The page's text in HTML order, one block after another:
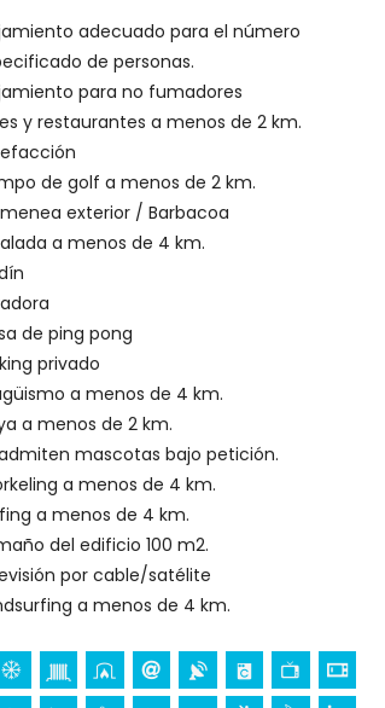
kilómetros de la casa)
kilómetros de la casa)
de la casa)
de esta casa de vacaciones
en Benissa, Costa Blanca
de la casa)
Desamparados), castillo (Moraira), ruina
(Moraira) y lugar histórico (Moraira) (a
adecuado para el número
de personas.
para no fumadores
y restaurantes a menos de 2 km.
de golf a menos de 2 km.
exterior / Barbacoa
a menos de 4 km.
de ping pong
privado
a menos de 4 km.
a menos de 2 km.
mascotas bajo petición.
a menos de 4 km.
a menos de 4 km.
del edificio 100 m2.
por cable/satélite
a menos de 4 km.